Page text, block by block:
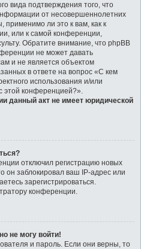
вида подтверждения того, что
от несовершеннолетних
ли это к вам, как к
или к самой конференции,
Обратите внимание, что phpBB
не может давать
и не является объектом
в ответе на вопрос «С кем
использования и/или
этой конференцией?».
данный акт не имеет юридической
отключил регистрацию новых
он заблокировал ваш IP-адрес или
зарегистрироваться.
конференции.
не могу войти!
и пароль. Если они верны, то